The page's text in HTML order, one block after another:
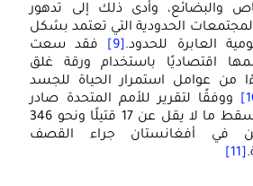
والبضائع، وأدى ذلك إلى تدهور
الحدودية التي تعتمد بشكل
العابرة للحدود. [9]
فقد سعت
اقتصاديًا باستخدام ورقة غلق
من عوامل استمرار الحياة للجسد
ووفقًا لتقرير للأمم المتحدة صادر
يوم 16 أكتوبر 2025، سقط ما لا يقل عن 17 قتيلًا ونحو 346
في أفغانستان جراء القصف
[11]